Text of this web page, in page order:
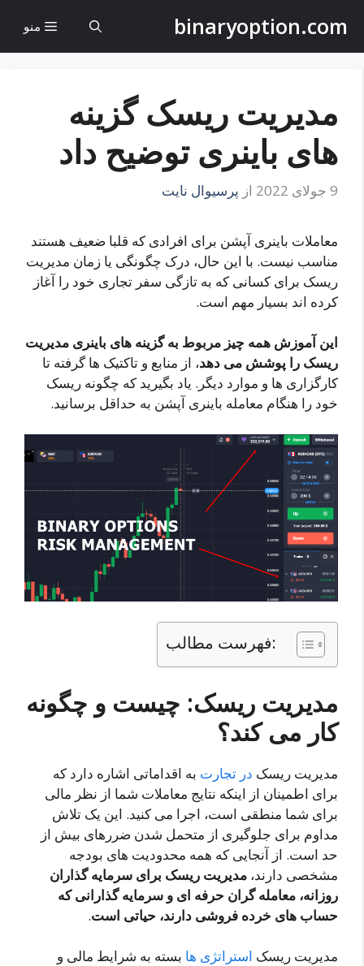
محتوا
binaryoption.com منو
مدیریت ریسک گزینه
های باینری توضیح داد
9 جولای 2022 از پرسیوال نایت
معاملات باینری آپشن برای افرادی که قلبا ضعیف هستند
مناسب نیست. با این حال، درک چگونگی یا زمان مدیریت
ریسک برای کسانی که به تازگی سفر تجاری خود را آغاز
کرده اند بسیار مهم است.
این آموزش همه چیز مربوط به گزینه های باینری مدیریت
ریسک را پوشش می دهد، از منابع و تاکتیک ها گرفته تا
کارگزاری ها و موارد دیگر. یاد بگیرید که چگونه ریسک
خود را هنگام معامله باینری آپشن به حداقل برسانید.
فهرست مطالب:
مدیریت ریسک: چیست و چگونه
کار می کند؟
مدیریت ریسک در تجارت به اقداماتی اشاره دارد که
برای اطمینان از اینکه نتایج معاملات شما از نظر مالی
برای شما منطقی است، اجرا می کنید. این یک تلاش
مداوم برای جلوگیری از متحمل شدن ضررهای بیش از
حد است. از آنجایی که همه محدودیت های بودجه
مشخصی دارند، مدیریت ریسک برای سرمایه گذاران
روزانه، معامله گران حرفه ای و سرمایه گذارانی که
حساب های خرده فروشی دارند، حیاتی است.
مدیریت ریسک استراتژی ها بسته به شرایط مالی و